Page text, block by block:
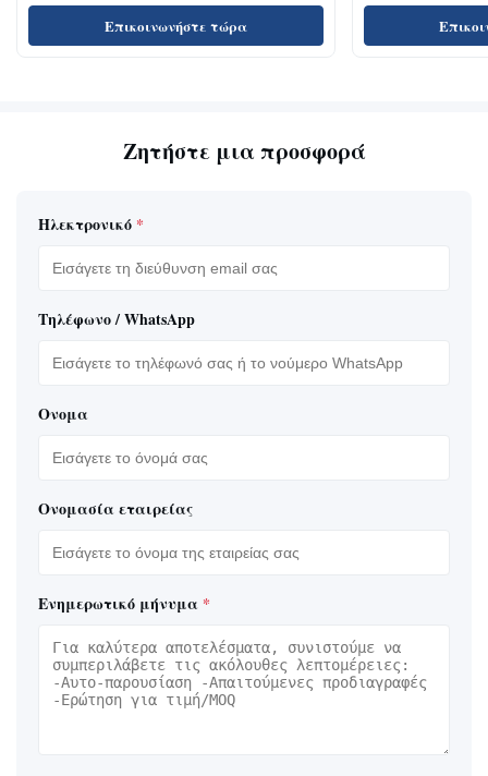
Επικοινωνήστε τώρα
Ζητήστε μια προσφορά
Ηλεκτρονικό *
Τηλέφωνο / WhatsApp
Ονομα
Ονομασία εταιρείας
Ενημερωτικό μήνυμα *